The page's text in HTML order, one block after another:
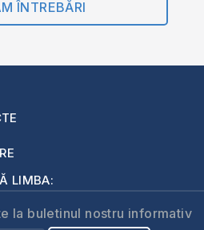
ÎNTREBĂRI
LIMBA:
la buletinul nostru informativ